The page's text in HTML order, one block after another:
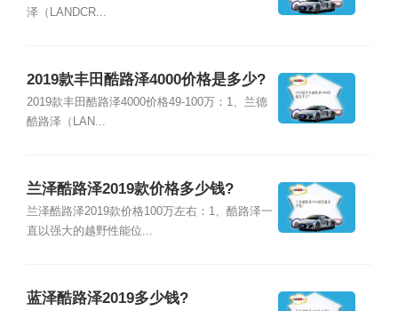
泽（LANDCR...
2019款丰田酷路泽4000价格是多少?
2019款丰田酷路泽4000价格49-100万：1、兰德
酷路泽（LAN...
兰泽酷路泽2019款价格多少钱?
兰泽酷路泽2019款价格100万左右：1、酷路泽一
直以强大的越野性能位...
蓝泽酷路泽2019多少钱?